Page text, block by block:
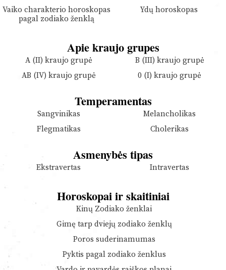
Vaiko charakterio horoskopas
pagal zodiako ženklą
Ydų horoskopas
Apie kraujo grupes
A (II) kraujo grupė
B (III) kraujo grupė
AB (IV) kraujo grupė
0 (I) kraujo grupė
Temperamentas
Sangvinikas
Melancholikas
Flegmatikas
Cholerikas
Asmenybės tipas
Ekstravertas Intravertas
Horoskopai ir skaitiniai
Kinų Zodiako ženklai
Gimę tarp dviejų zodiako ženklų
Poros suderinamumas
Pyktis pagal zodiako ženklus